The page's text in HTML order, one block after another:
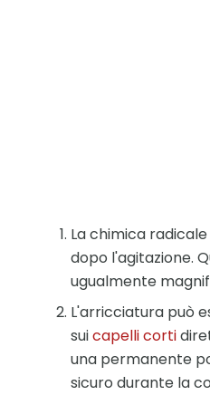
La chimica
dopo l'agitazione.
ugualmente
L'arricciatura può
suicapelli corti
una permanente
sicuro durante la